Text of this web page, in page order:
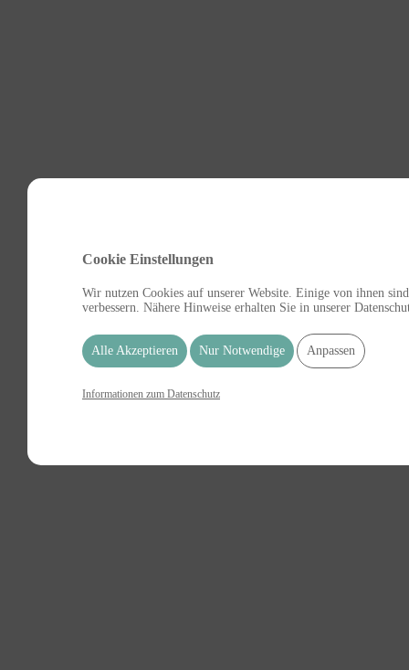
Cookie Einstellungen
Wir nutzen Cookies auf unserer Website. Einige von ihnen
verbessern. Nähere Hinweise erhalten Sie in unserer
Alle Akzeptieren Nur Notwendige Anpassen
Informationen zum Datenschutz